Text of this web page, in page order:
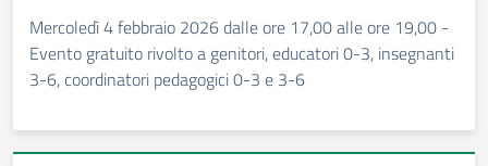
Mercoledì 4 febbraio 2026 dalle ore 17,00 alle ore 19,00 -
Evento gratuito rivolto a genitori, educatori 0-3, insegnanti
3-6, coordinatori pedagogici 0-3 e 3-6